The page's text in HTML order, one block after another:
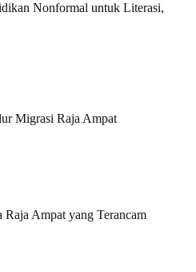
Nonformal untuk Literasi,
Migrasi Raja Ampat
Raja Ampat yang Terancam